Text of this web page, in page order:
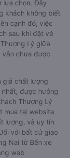
lựa chọn. Đây
khách không biết
cạnh đó, việc
sau khi đặt vé
Lý giữa
vẫn chưa được
giá chất lượng
được hưởng
Thượng Lý
mua tại website
lượng, và uy tín
với bất cứ giao
Nai từ Bến xe
web